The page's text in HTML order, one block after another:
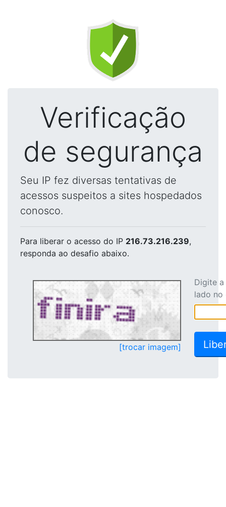
Verificação
de segurança
Seu IP fez diversas tentativas de
acessos suspeitos a sites hospedados
conosco.
Para liberar o acesso do IP 216.73.216.239,
responda ao desafio abaixo.
[trocar imagem]
Digite
lado no